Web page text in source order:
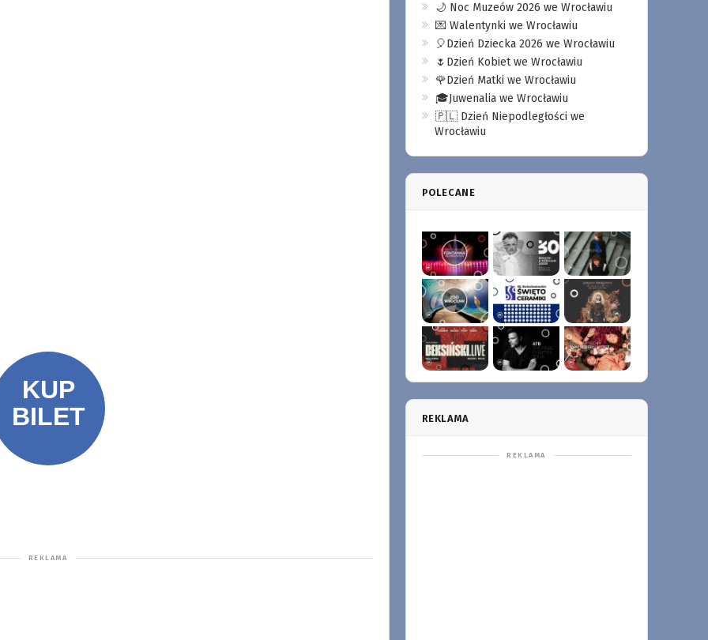
🌙 Noc Muzeów 2026 we Wrocławiu
💌 Walentynki we Wrocławiu
🎈Dzień Dziecka 2026 we Wrocławiu
🌷Dzień Kobiet we Wrocławiu
🌹Dzień Matki we Wrocławiu
🎓Juwenalia we Wrocławiu
🇵🇱 Dzień Niepodległości we
Wrocławiu
POLECANE
REKLAMA